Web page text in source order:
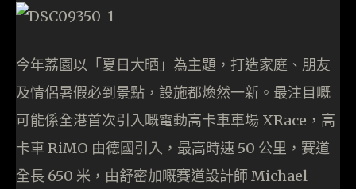
今年荔園以「夏日大晒」為主題，打造家庭、朋友
及情侶暑假必到景點，設施都煥然一新。最注目嘅
可能係全港首次引入嘅電動高卡車車場 XRace，高
卡車 RiMO 由德國引入，最高時速 50 公里，賽道
全長 650 米，由舒密加嘅賽道設計師 Michael